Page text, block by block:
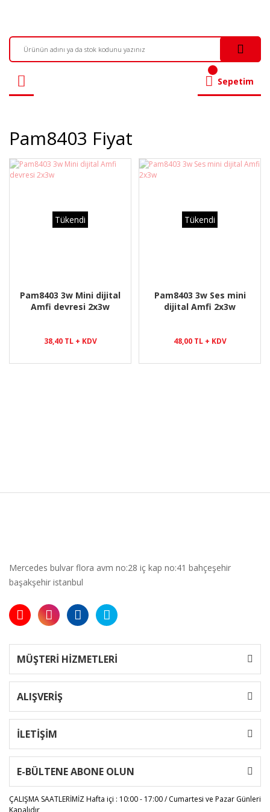
Sepetim
Pam8403 Fiyat
Tükendi
Pam8403 3w Mini dijital
Amfi devresi 2x3w
38,40 TL + KDV
Tükendi
Pam8403 3w Ses mini
dijital Amfi 2x3w
48,00 TL + KDV
Mercedes bulvar flora avm no:28 iç kap no:41 bahçeşehir
başakşehir istanbul
MÜŞTERİ HİZMETLERİ
ALIŞVERİŞ
İLETİŞİM
E-BÜLTENE ABONE OLUN
ÇALIŞMA SAATLERİMİZHafta içi : 10:00 - 17:00 / Cumartesi ve Pazar Günleri
Kapalıdır